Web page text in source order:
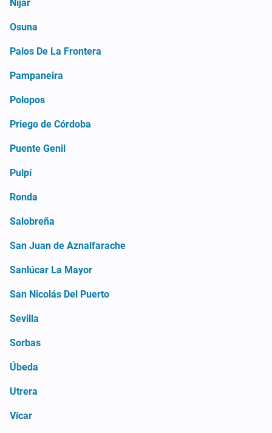
Níjar
Osuna
Palos De La Frontera
Pampaneira
Polopos
Priego de Córdoba
Puente Genil
Pulpí
Ronda
Salobreña
San Juan de Aznalfarache
Sanlúcar La Mayor
San Nicolás Del Puerto
Sevilla
Sorbas
Úbeda
Utrera
Vícar